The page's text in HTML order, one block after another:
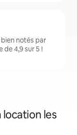
notés par
de 4,9 sur 5 !
location les